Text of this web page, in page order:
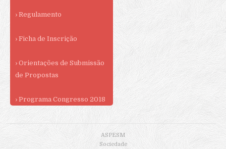
› Regulamento
› Ficha de Inscrição
› Orientações de Submissão
de Propostas
› Programa Congresso 2018
ASPESM
Sociedade